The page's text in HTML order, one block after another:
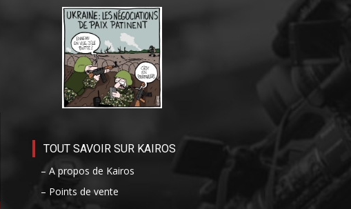
TOUT SAVOIR SUR KAIROS
– A propos de Kairos
– Points de vente